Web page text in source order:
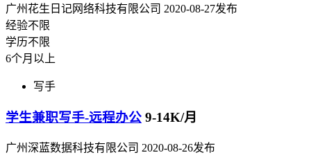
广州花生日记网络科技有限公司 2020-08-27发布
经验不限
学历不限
6个月以上
写手
学生兼职写手-远程办公 9-14K/月
广州深蓝数据科技有限公司 2020-08-26发布